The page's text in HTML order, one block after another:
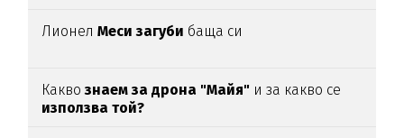
Лионел Меси загуби баща си
Каквознаем за дрона "Майя" и за какво се
използва той?